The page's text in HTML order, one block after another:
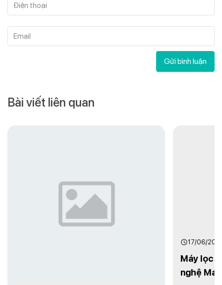
Điện thoại
Email
Gửi bình luận
Bài viết liên quan
17/06/2026
Máy lọc
nghệ Max